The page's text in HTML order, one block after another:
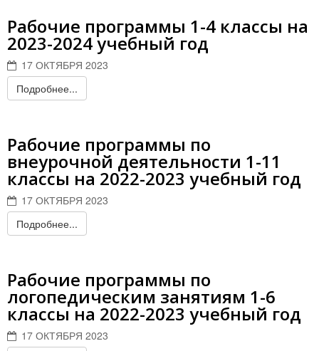
Рабочие программы 1-4 классы на
2023-2024 учебный год
17 ОКТЯБРЯ 2023
Подробнее...
Рабочие программы по
внеурочной деятельности 1-11
классы на 2022-2023 учебный год
17 ОКТЯБРЯ 2023
Подробнее...
Рабочие программы по
логопедическим занятиям 1-6
классы на 2022-2023 учебный год
17 ОКТЯБРЯ 2023